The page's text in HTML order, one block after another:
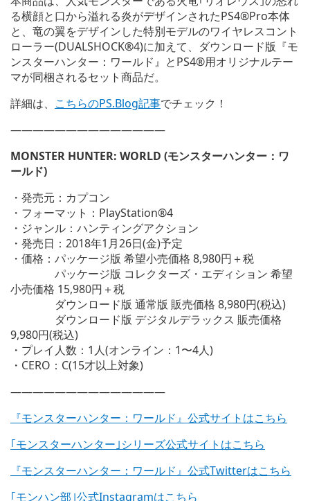
る横顔と口から溢れる炎がデザインされたPS4®Pro本体
と、竜の翼をデザインした特別モデルのワイヤレスコント
ローラー(DUALSHOCK®4)に加えて、ダウンロード版『モ
ンスターハンター：ワールド』とPS4®用オリジナルテー
マが同梱されるセット商品だ。
詳細は、 こちらのPS.Blog記事でチェック！
——————————————
MONSTER HUNTER: WORLD (モンスターハンター：ワ
ールド)
・発売元：カプコン
・フォーマット：PlayStation®4
・ジャンル：ハンティングアクション
・発売日：2018年1月26日(金)予定
・価格：パッケージ版 希望小売価格 8,980円＋税
パッケージ版 コレクターズ・エディション 希望
小売価格 15,980円＋税
ダウンロード版 通常版 販売価格 8,980円(税込)
ダウンロード版 デジタルデラックス 販売価格
9,980円(税込)
・プレイ人数：1人(オンライン：1〜4人)
・CERO：C(15才以上対象)
——————————————
『モンスターハンター：ワールド』公式サイトはこちら
｢モンスターハンター｣シリーズ公式サイトはこちら
『モンスターハンター：ワールド』公式Twitterはこちら
｢モンハン部｣公式Instagramはこちら